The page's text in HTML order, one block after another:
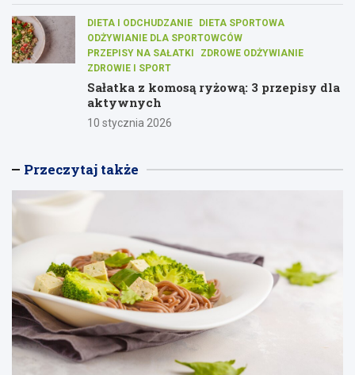
DIETA I ODCHUDZANIE
DIETA SPORTOWA
ODŻYWIANIE DLA SPORTOWCÓW
PRZEPISY NA SAŁATKI
ZDROWE ODŻYWIANIE
ZDROWIE I SPORT
Sałatka z komosą ryżową: 3 przepisy dla
aktywnych
10 stycznia 2026
Przeczytaj także